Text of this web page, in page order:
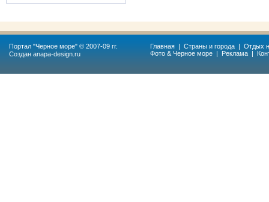
Портал "Черное море" © 2007-09 гг.
Создан anapa-design.ru
Главная | Страны и города | Отдых
Фото & Черное море | Реклама |